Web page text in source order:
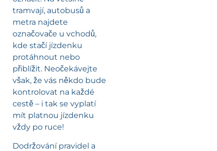
tramvají, autobusů a
metra najdete
označovače u vchodů,
kde stačí jízdenku
protáhnout nebo
přiblížit. Neočekávejte
však, že vás někdo bude
kontrolovat na každé
cestě – i tak se vyplatí
mít platnou jízdenku
vždy po ruce!
Dodržování pravidel a